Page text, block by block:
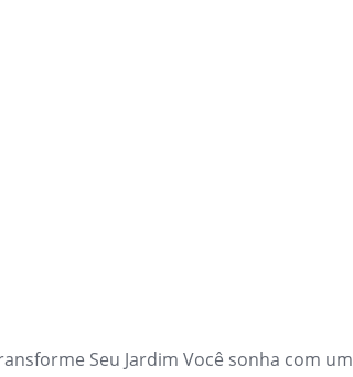
Seu Jardim Você sonha com um